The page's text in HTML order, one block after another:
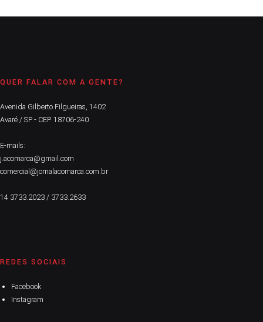
QUER FALAR COM A GENTE?
Avenida Gilberto Filgueiras, 1402
Avaré / SP - CEP. 18706-240
E-mails:
j.acomarca@gmail.com
comercial@jornalacomarca.com.br
14 3733.2023 / 3733.2633
REDES SOCIAIS
Facebook
Instagram